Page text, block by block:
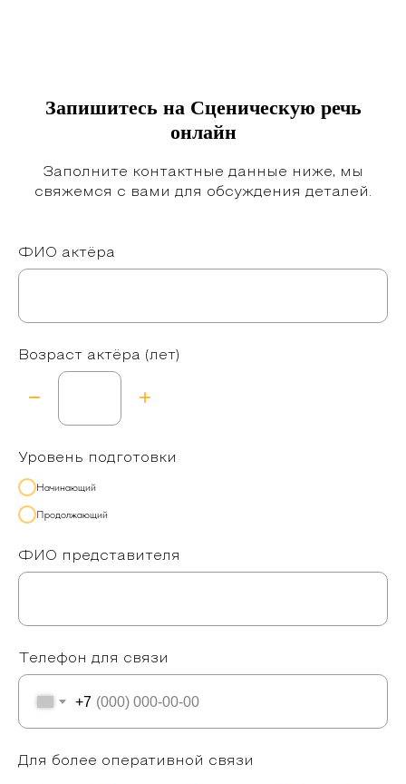
Запишитесь на Сценическую речь
онлайн
Заполните контактные данные ниже, мы
свяжемся с вами для обсуждения деталей.
ФИО актёра
Возраст актёра (лет)
Уровень подготовки
Начинающий
Продолжающий
ФИО представителя
Телефон для связи
+7
Для более оперативной связи